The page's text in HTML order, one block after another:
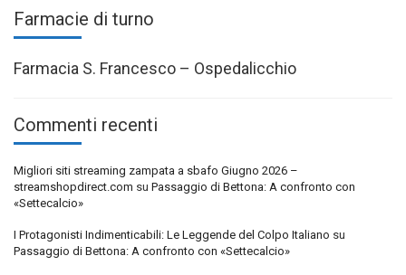
Farmacie di turno
Farmacia S. Francesco – Ospedalicchio
Commenti recenti
Migliori siti streaming zampata a sbafo Giugno 2026 –
streamshopdirect.com su Passaggio di Bettona: A confronto con
«Settecalcio»
I Protagonisti Indimenticabili: Le Leggende del Colpo Italiano su
Passaggio di Bettona: A confronto con «Settecalcio»